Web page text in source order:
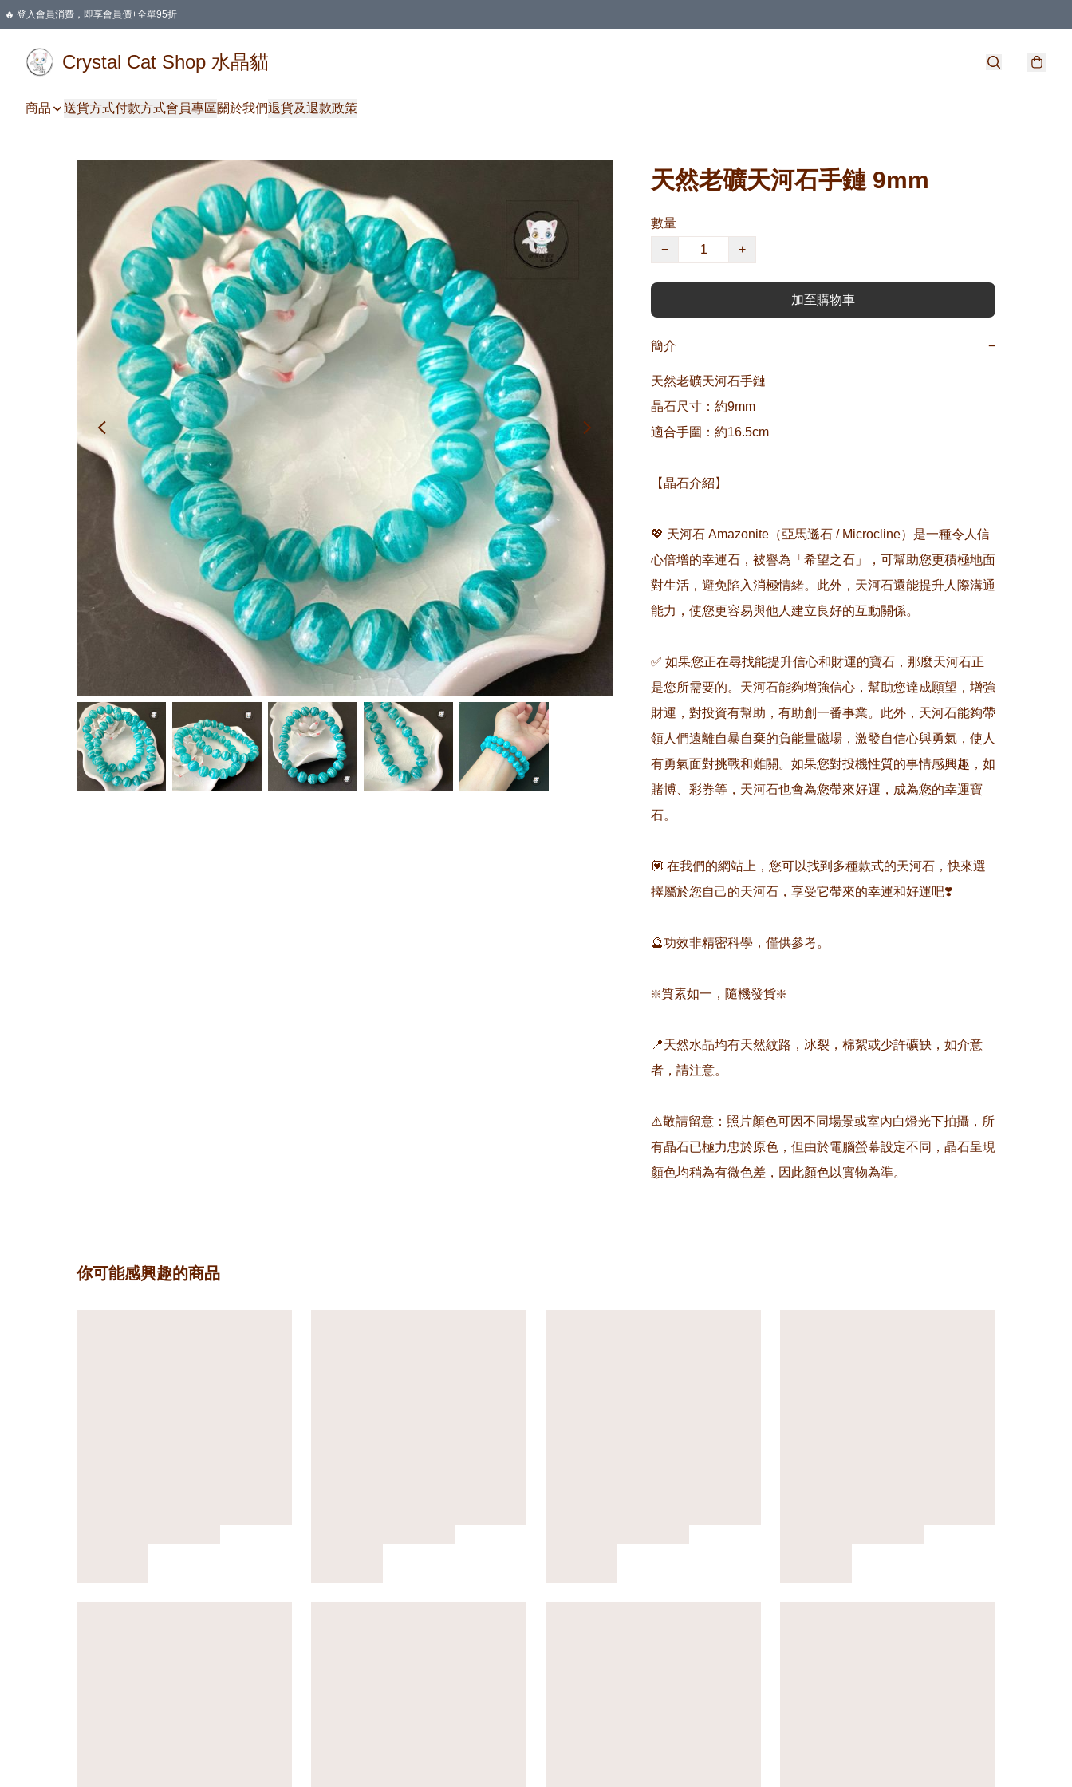
🔥 登入會員消費，即享會員價+全單95折
Crystal Cat Shop 水晶貓
商品 送貨方式付款方式會員專區關於我們退貨及退款政策
天然老礦天河石手鏈 9mm
數量
−
+
加至購物車
簡介 −
天然老礦天河石手鏈
晶石尺寸：約9mm
適合手圍：約16.5cm
【晶石介紹】
💖 天河石 Amazonite（亞馬遜石 / Microcline）是一種令人信
心倍增的幸運石，被譽為「希望之石」，可幫助您更積極地面
對生活，避免陷入消極情緒。此外，天河石還能提升人際溝通
能力，使您更容易與他人建立良好的互動關係。
✅ 如果您正在尋找能提升信心和財運的寶石，那麼天河石正
是您所需要的。天河石能夠增強信心，幫助您達成願望，增強
財運，對投資有幫助，有助創一番事業。此外，天河石能夠帶
領人們遠離自暴自棄的負能量磁場，激發自信心與勇氣，使人
有勇氣面對挑戰和難關。如果您對投機性質的事情感興趣，如
賭博、彩券等，天河石也會為您帶來好運，成為您的幸運寶
石。
💟 在我們的網站上，您可以找到多種款式的天河石，快來選
擇屬於您自己的天河石，享受它帶來的幸運和好運吧❣️
🔮功效非精密科學，僅供參考。
❇️質素如一，隨機發貨❇️
📍天然水晶均有天然紋路，冰裂，棉絮或少許礦缺，如介意
者，請注意。
⚠️敬請留意：照片顏色可因不同場景或室內白燈光下拍攝，所
有晶石已極力忠於原色，但由於電腦螢幕設定不同，晶石呈現
顏色均稍為有微色差，因此顏色以實物為準。
你可能感興趣的商品